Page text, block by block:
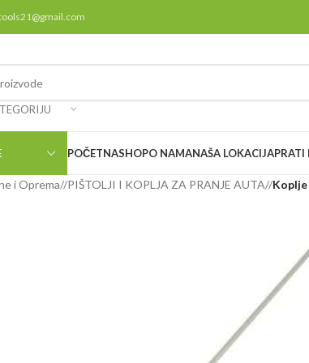
POČETNASHOPO NAMANAŠA LOKACIJAPRATI
i Oprema/ PIŠTOLJI I KOPLJA ZA PRANJE AUTA/ Koplje